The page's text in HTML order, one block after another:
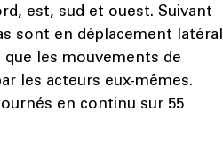
est, sud et ouest. Suivant
sont en déplacement latéral
que les mouvements de
les acteurs eux-mêmes.
en continu sur 55